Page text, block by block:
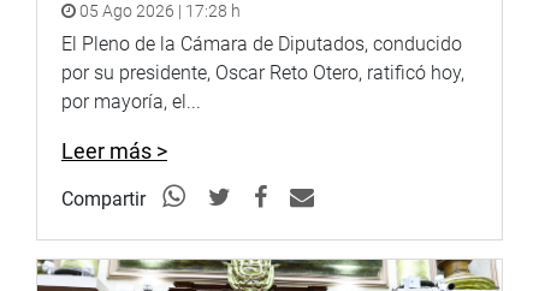
YouTube: https://goo.gl/VBXBNk
Radio: goo.gl/hMwTg1
fotografia.congreso.gob.pe
05 Ago 2026 | 17:28 h
El Pleno de la Cámara de Diputados, conducido
por su presidente, Oscar Reto Otero, ratificó hoy,
por mayoría, el...
Leer más >
Compartir